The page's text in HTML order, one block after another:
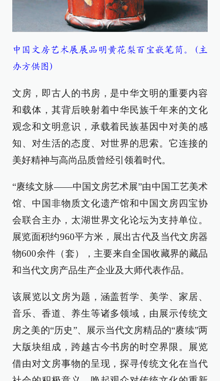
中国文房艺术展展品明黄花梨百宝嵌笔筒。( 主
办方供图)
文房，即古人的书房，是中华文明的重要内容
和载体，其背后映射着中华民族千年来的文化
观念和文明意识，承载着民族基因中对美的感
知、对生活的态度、对世界的思索。它连接的
美好精神与高尚品质曾经引领着时代。
“赓续文脉——中国文房艺术展”由中国工艺美术
馆、中国非物质文化遗产馆和中国文房四宝协
会联合主办，太湖世界文化论坛为支持单位。
展览面积约960平方米，展出古代及当代文房器
物600余件（套），主要来自全国收藏界的藏品
和当代文房产品生产企业及大师代表作品。
该展览以文房为题，涵盖哲学、美学、家居、
音乐、香道、养生等诸多领域，由展示传统文
房之美的“历史”、展示当代文房精品的“赓续”两
大版块组成，跨越古今书房的时空界限。展览
借由对文房事物的呈现，探寻传统文化在当代